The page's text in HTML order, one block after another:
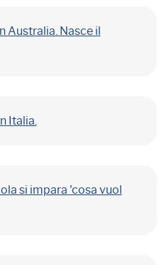
Australia. Nasce il
Italia.
si impara 'cosa vuol